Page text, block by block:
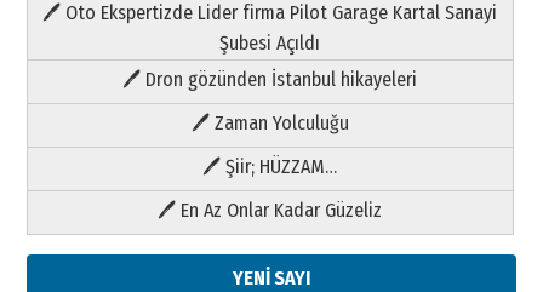
🖊 Oto Ekspertizde Lider firma Pilot Garage Kartal Sanayi
Şubesi Açıldı
🖊 Dron gözünden İstanbul hikayeleri
🖊 Zaman Yolculuğu
🖊 Şiir; HÜZZAM…
🖊 En Az Onlar Kadar Güzeliz
YENİ SAYI